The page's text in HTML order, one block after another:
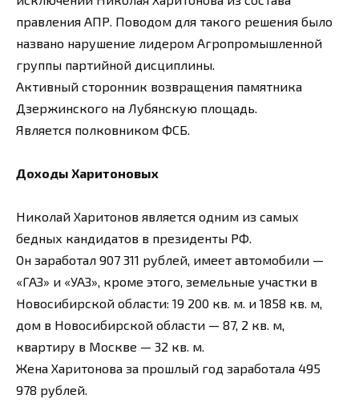
правления АПР. Поводом для такого решения было
названо нарушение лидером Агропромышленной
группы партийной дисциплины.
Активный сторонник возвращения памятника
Дзержинского на Лубянскую площадь.
Является полковником ФСБ.
Доходы Харитоновых
Николай Харитонов является одним из самых
бедных кандидатов в президенты РФ.
Он заработал 907 311 рублей, имеет автомобили —
«ГАЗ» и «УАЗ», кроме этого, земельные участки в
Новосибирской области: 19 200 кв. м. и 1858 кв. м,
дом в Новосибирской области — 87, 2 кв. м,
квартиру в Москве — 32 кв. м.
Жена Харитонова за прошлый год заработала 495
978 рублей.